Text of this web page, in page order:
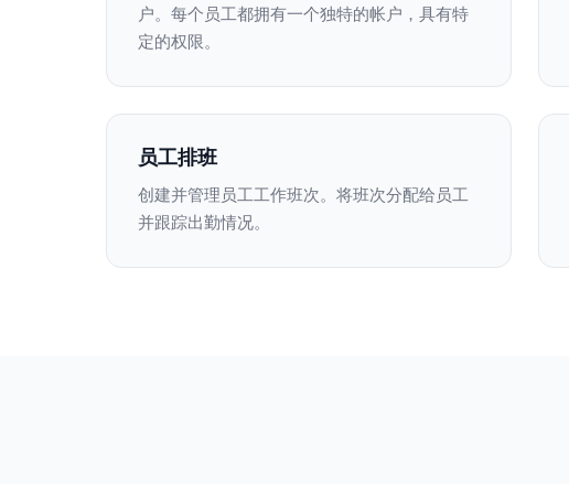
户。每个员工都拥有一个独特的帐户，具有特
定的权限。
员工排班
创建并管理员工工作班次。将班次分配给员工
并跟踪出勤情况。